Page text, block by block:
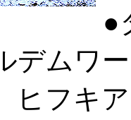
●
デムワ
ヒフキ